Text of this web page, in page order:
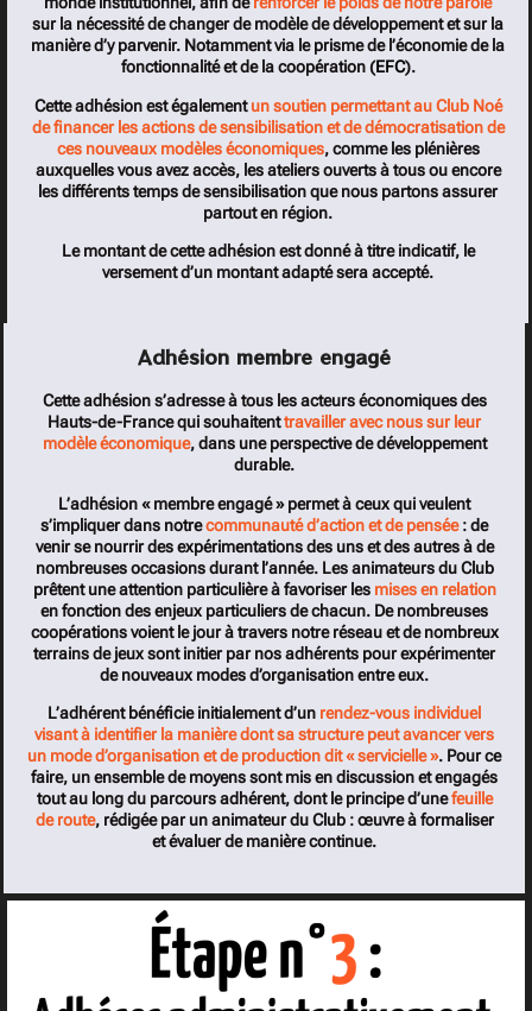
sur la nécessité de changer de modèle de développement et sur la
manière d’y parvenir. Notamment via le prisme de l’économie de la
fonctionnalité et de la coopération (EFC).
Cette adhésion est égalementun soutien permettant au Club Noé
de financer les actions de sensibilisation et de démocratisation de
ces nouveaux modèles économiques, comme les plénières
auxquelles vous avez accès, les ateliers ouverts à tous ou encore
les différents temps de sensibilisation que nous partons assurer
partout en région.
Le montant de cette adhésion est donné à titre indicatif, le
versement d’un montant adapté sera accepté.
Adhésion membre engagé
Cette adhésion s’adresse à tous les acteurs économiques des
Hauts-de-France qui souhaitenttravailler avec nous sur leur
modèle économique, dans une perspective de développement
durable.
L’adhésion « membre engagé » permet à ceux qui veulent
s’impliquer dans notrecommunauté d’action et de pensée: de
venir se nourrir des expérimentations des uns et des autres à de
nombreuses occasions durant l’année. Les animateurs du Club
prêtent une attention particulière à favoriser les mises en relation
en fonction des enjeux particuliers de chacun. De nombreuses
coopérations voient le jour à travers notre réseau et de nombreux
terrains de jeux sont initier par nos adhérents pour expérimenter
de nouveaux modes d’organisation entre eux.
L’adhérent bénéficie initialement d’un rendez-vous individuel
visant à identifier la manière dont sa structure peut avancer vers
un mode d’organisation et de production dit « servicielle ». Pour ce
faire, un ensemble de moyens sont mis en discussion et engagés
tout au long du parcours adhérent, dont le principe d’unefeuille
de route, rédigée par un animateur du Club : œuvre à formaliser
et évaluer de manière continue.